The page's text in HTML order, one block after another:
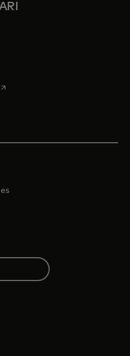
new tab
a new tab
opens in a new tab
a new tab